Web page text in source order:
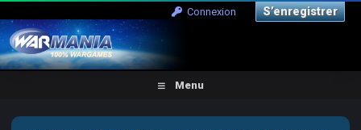
Connexion S’enregistrer
Menu